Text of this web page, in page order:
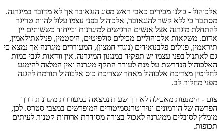
אלכוהול - כולנו מכירים כאבי ראש מסוג הנגאובר אך לא מדובר במיגרנה.
מסתבר כי ללא קשר להנגאובר, אלכוהול בפני עצמו עלול להוות טריגר
להתחלת מיגרנה אצל אנשים הרגישים למיגרנות ובייחוד כששותים יין
אדום. משקאות אלכוהוליים מכילים סולפיטים, היסטמין, פנילאתילאמין,
תיראמין, פנולים פלבנואידים (נוגדי חמצון), המעוררים מיגרנה אך נמצא כי
גם לאתנול בפני עצמו יש תפקיד במנגנון המיגרנה. אין וודאות לגבי כמות
האלכוהול הנדרשת על מנת לעורר התקף מיגרנה ואין המלצה להימנע
לחלוטין מצריכת אלכוהול מאחר שצריכת כוס אלכוהול תורמת להגנה
מפני מחלות לב.
צום - הימנעות מאכילה לאורך שעות נמצאה כמעוררת מיגרנות דרך
הפרשה של הורמונים ונוירוטרנסמיטורים המופרשים במצבי סטרס. לכן,
מומלץ לסובלים ממיגרנה לאכול בצורה מסודרת ארוחות קטנות לעיתים
תכופות.